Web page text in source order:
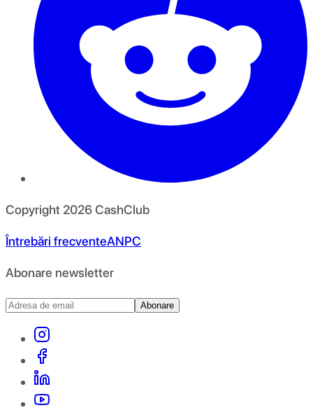
Copyright 2026CashClub
Întrebări frecventeANPC
Abonare newsletter
Abonare